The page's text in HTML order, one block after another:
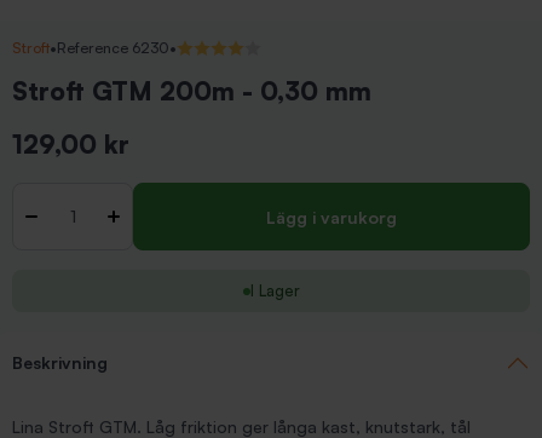
Stroft•Reference 6230•4/5 (1 recensioner)
Stroft GTM 200m - 0,30 mm
129,00 kr
- + Lägg i varukorg
I Lager
Beskrivning
Lina Stroft GTM. Låg friktion ger långa kast, knutstark, tål